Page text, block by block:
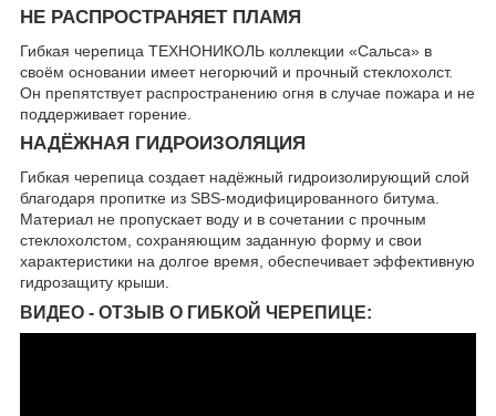
НЕ РАСПРОСТРАНЯЕТ ПЛАМЯ
Гибкая черепица ТЕХНОНИКОЛЬ коллекции «Сальса» в
своём основании имеет негорючий и прочный стеклохолст.
Он препятствует распространению огня в случае пожара и не
поддерживает горение.
НАДЁЖНАЯ ГИДРОИЗОЛЯЦИЯ
Гибкая черепица создает надёжный гидроизолирующий слой
благодаря пропитке из SBS-модифицированного битума.
Материал не пропускает воду и в сочетании с прочным
стеклохолстом, сохраняющим заданную форму и свои
характеристики на долгое время, обеспечивает эффективную
гидрозащиту крыши.
ВИДЕО - ОТЗЫВ О ГИБКОЙ ЧЕРЕПИЦЕ: